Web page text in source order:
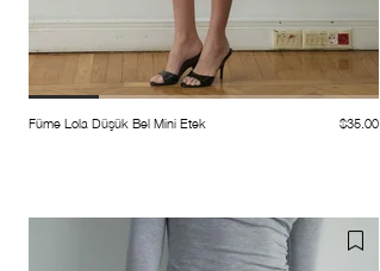
Füme Lola Düşük Bel Mini Etek $35.00